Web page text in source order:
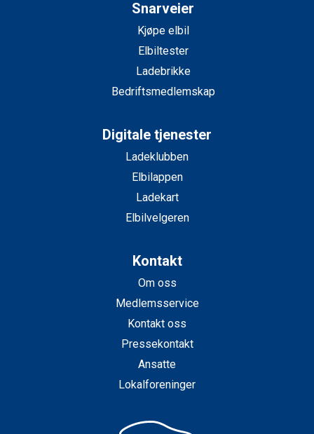
Snarveier
Kjøpe elbil
Elbiltester
Ladebrikke
Bedriftsmedlemskap
Digitale tjenester
Ladeklubben
Elbilappen
Ladekart
Elbilvelgeren
Kontakt
Om oss
Medlemsservice
Kontakt oss
Pressekontakt
Ansatte
Lokalforeninger